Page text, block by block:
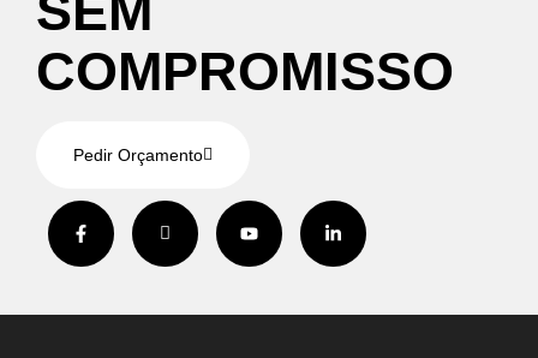
COMPROMISSO
Pedir Orçamento